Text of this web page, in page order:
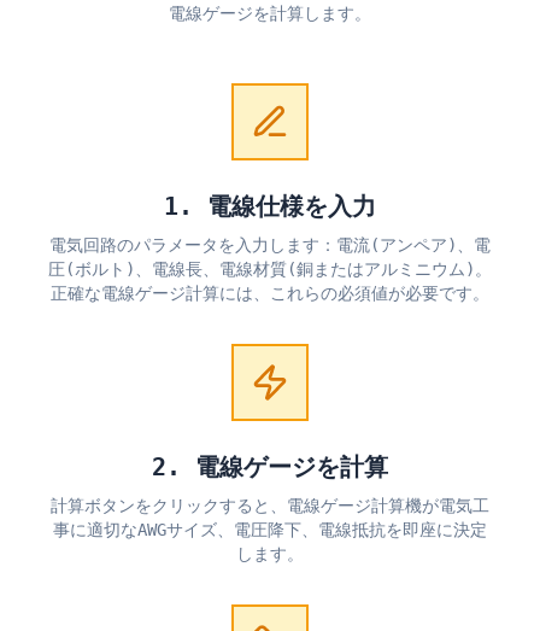
電線ゲージを計算します。
1. 電線仕様を入力
電気回路のパラメータを入力します：電流(アンペア)、電
圧(ボルト)、電線長、電線材質(銅またはアルミニウム)。
正確な電線ゲージ計算には、これらの必須値が必要です。
2. 電線ゲージを計算
計算ボタンをクリックすると、電線ゲージ計算機が電気工
事に適切なAWGサイズ、電圧降下、電線抵抗を即座に決定
します。